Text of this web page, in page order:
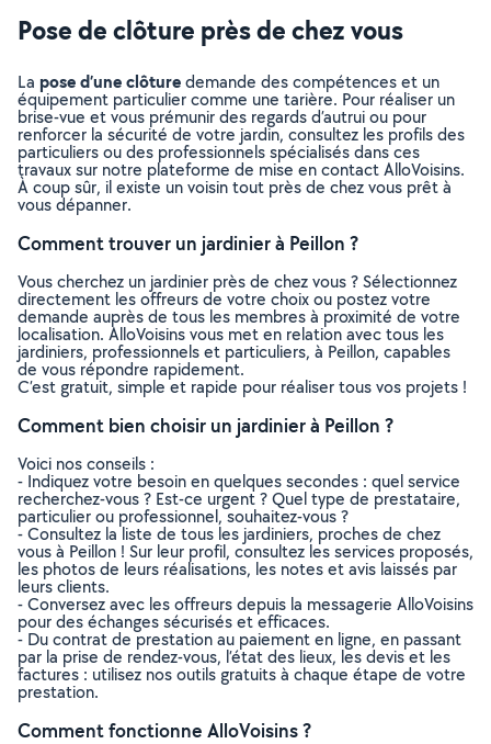
Pose de clôture près de chez vous
La pose d’une clôturedemande des compétences et un
équipement particulier comme une tarière. Pour réaliser un
brise-vue et vous prémunir des regards d’autrui ou pour
renforcer la sécurité de votre jardin, consultez les profils des
particuliers ou des professionnels spécialisés dans ces
travaux sur notre plateforme de mise en contact AlloVoisins.
À coup sûr, il existe un voisin tout près de chez vous prêt à
vous dépanner.
Comment trouver un jardinier à Peillon ?
Vous cherchez un jardinier près de chez vous ? Sélectionnez
directement les offreurs de votre choix ou postez votre
demande auprès de tous les membres à proximité de votre
localisation. AlloVoisins vous met en relation avec tous les
jardiniers, professionnels et particuliers, à Peillon, capables
de vous répondre rapidement.
C’est gratuit, simple et rapide pour réaliser tous vos projets !
Comment bien choisir un jardinier à Peillon ?
Voici nos conseils :
- Indiquez votre besoin en quelques secondes : quel service
recherchez-vous ? Est-ce urgent ? Quel type de prestataire,
particulier ou professionnel, souhaitez-vous ?
- Consultez la liste de tous les jardiniers, proches de chez
vous à Peillon ! Sur leur profil, consultez les services proposés,
les photos de leurs réalisations, les notes et avis laissés par
leurs clients.
- Conversez avec les offreurs depuis la messagerie AlloVoisins
pour des échanges sécurisés et efficaces.
- Du contrat de prestation au paiement en ligne, en passant
par la prise de rendez-vous, l’état des lieux, les devis et les
factures : utilisez nos outils gratuits à chaque étape de votre
prestation.
Comment fonctionne AlloVoisins ?